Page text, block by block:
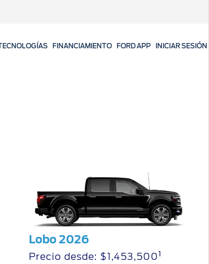
TECNOLOGÍAS FINANCIAMIENTO FORD APP INICIAR SESIÓN
Lobo 2026
Precio desde: $1,453,5001